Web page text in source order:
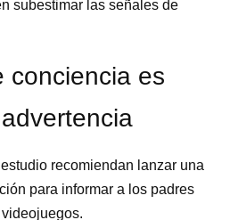
subestimar las señales de
conciencia es
recomiendan lanzar una
para informar a los padres